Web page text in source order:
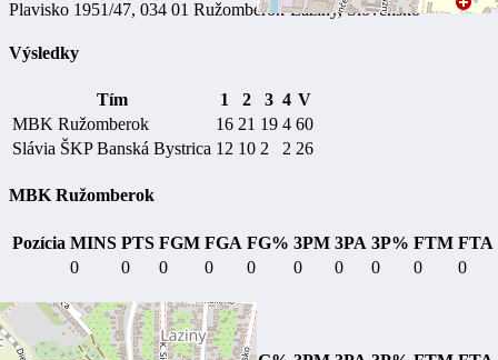
Plavisko 1951/47, 034 01 Ružomberok-Laziny, Slovensko
Výsledky
Tím 1 2 3 4 V
MBK Ružomberok
16 21 19 4 60
Slávia ŠKP Banská Bystrica 12 10 2 2 26
MBK Ružomberok
Pozícia MINS PTS FGM FGA FG% 3PM 3PA 3P% FTM FTA
0
0 0 0 0 0 0 0 0 0
Slávia ŠKP Banská Bystrica